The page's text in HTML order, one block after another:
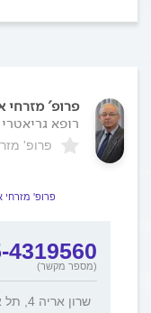
פרופ' מזרחי
רופא
פרופ'
פרופ'
4319560
(מספר מקשר)
שרון אריה 4, תל אביב